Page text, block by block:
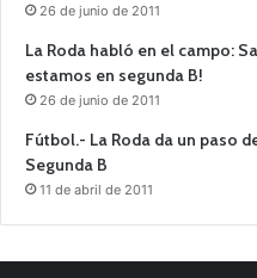
26 de junio de 2011
La Roda habló en el campo:
estamos en segunda B!
26 de junio de 2011
Fútbol.- La Roda da un paso
Segunda B
11 de abril de 2011